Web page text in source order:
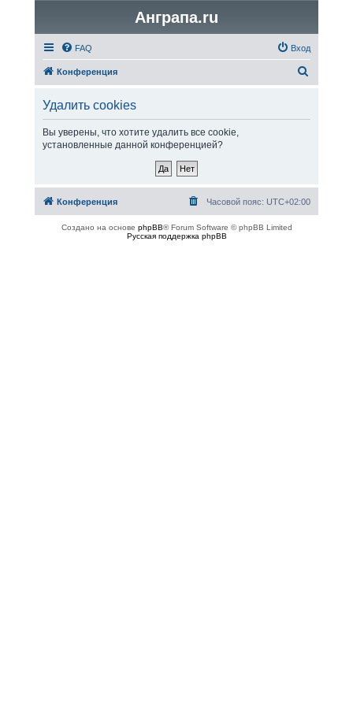
Анграпа.ru
FAQ Вход
Конференция
Удалить cookies
Вы уверены, что хотите удалить все cookie,
установленные данной конференцией?
Конференция Часовой пояс: UTC+02:00
Создано на основе phpBB® Forum Software © phpBB Limited
Русская поддержка phpBB